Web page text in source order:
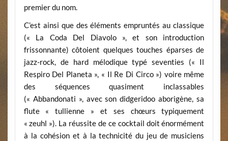
premier du nom.
C’est ainsi que des éléments empruntés au classique
(« La Coda Del Diavolo », et son introduction
frissonnante) côtoient quelques touches éparses de
jazz-rock, de hard mélodique typé seventies (« Il
Respiro Del Planeta », « Il Re Di Circo ») voire même
des séquences quasiment inclassables
(« Abbandonati », avec son didgeridoo aborigène, sa
flute « tullienne » et ses chœurs typiquement
« zeuhl »). La réussite de ce cocktail doit énormément
à la cohésion et à la technicité du jeu de musiciens